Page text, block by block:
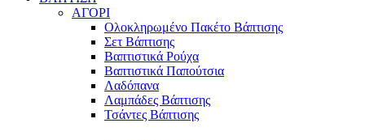
ΑΓΟΡΙ
Ολοκληρωμένο Πακέτο Βάπτισης
Σετ Βάπτισης
Βαπτιστικά Ρούχα
Βαπτιστικά Παπούτσια
Λαδόπανα
Λαμπάδες Βάπτισης
Τσάντες Βάπτισης